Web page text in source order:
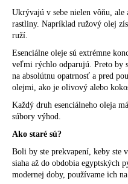
Ukrývajú v sebe nielen vôňu,
rastliny. Napríklad ružový olej
ruží.
Esenciálne oleje sú extrémne
veľmi rýchlo odparujú. Preto by
na absolútnu opatrnosť a pred
olejmi, ako je olivový alebo
Každý druh esenciálneho oleja
súbory výhod.
Ako staré sú?
Boli by ste prekvapení, keby ste
siaha až do obdobia egyptských
modernej doby, používame ich